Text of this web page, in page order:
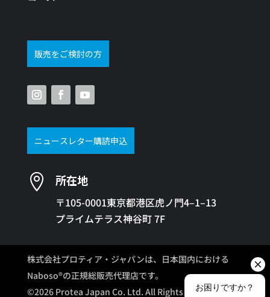
販売をご検討の方
ニュースレター購読申込
 所在地
〒105-0001東京都港区虎ノ門4–1–13
プライムテラス神谷町 7F
株式会社プロティア・ジャパンは、日本国内における
Naboso®の正規総販売代理店です。
©2026 Protea Japan Co. Ltd. All Rights Reserved.